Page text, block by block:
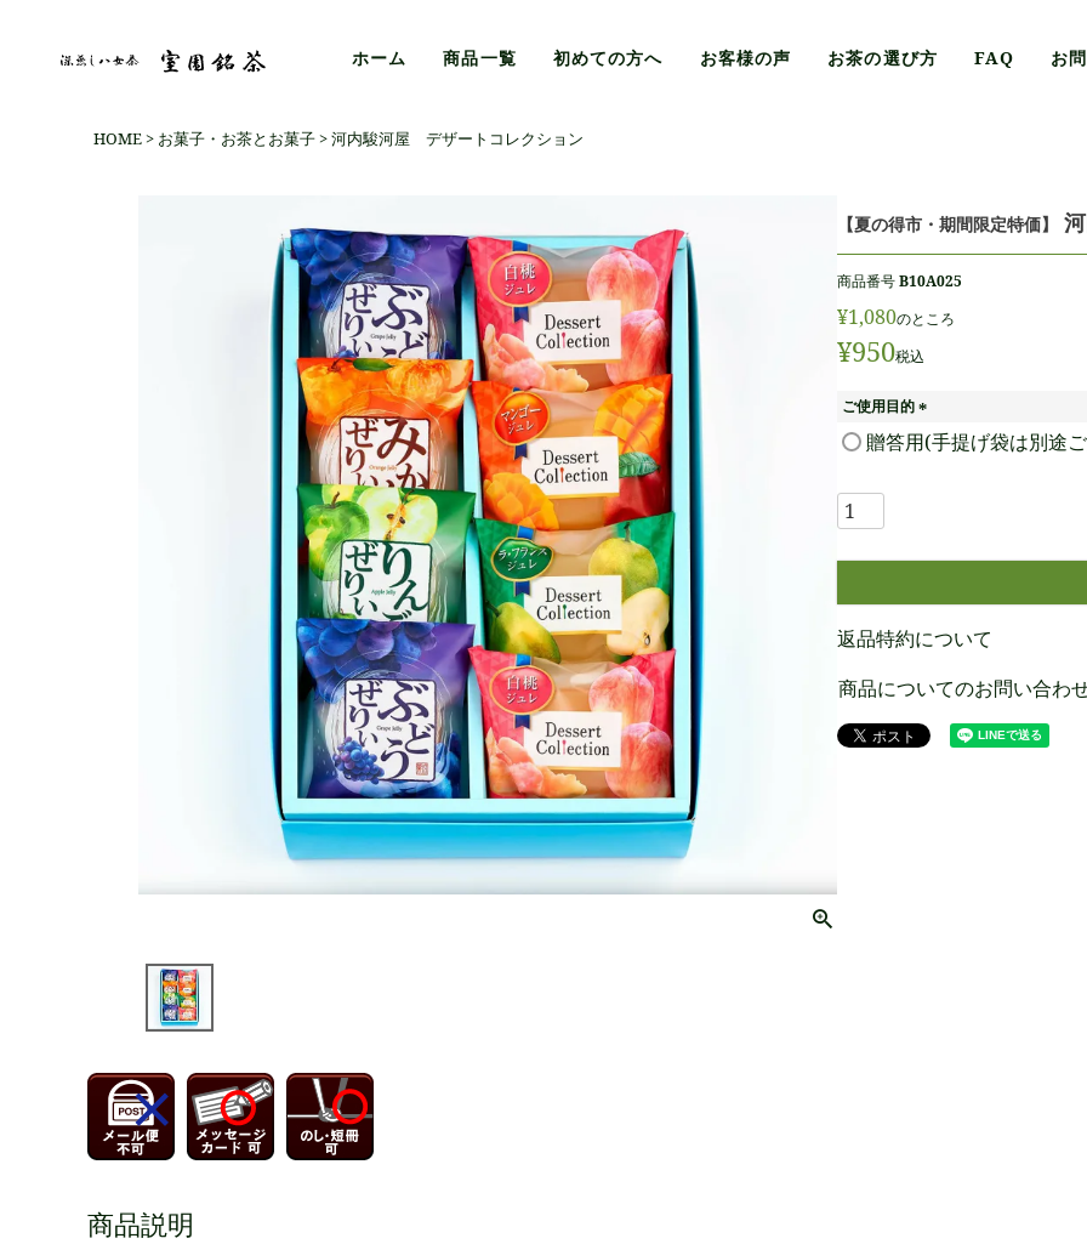
ホーム 商品一覧 初めての方へ お客様の声 お茶の選び方 FAQ お
HOME お菓子・お茶とお菓子 河内駿河屋 デザートコレクション
【夏の得市・期間限定特価】
商品番号B10A025
¥1,080のところ
¥950税込
ご使用目的
(
必
贈答用(手提げ袋は別途
返品特約について
商品についてのお問い合わ
商品説明